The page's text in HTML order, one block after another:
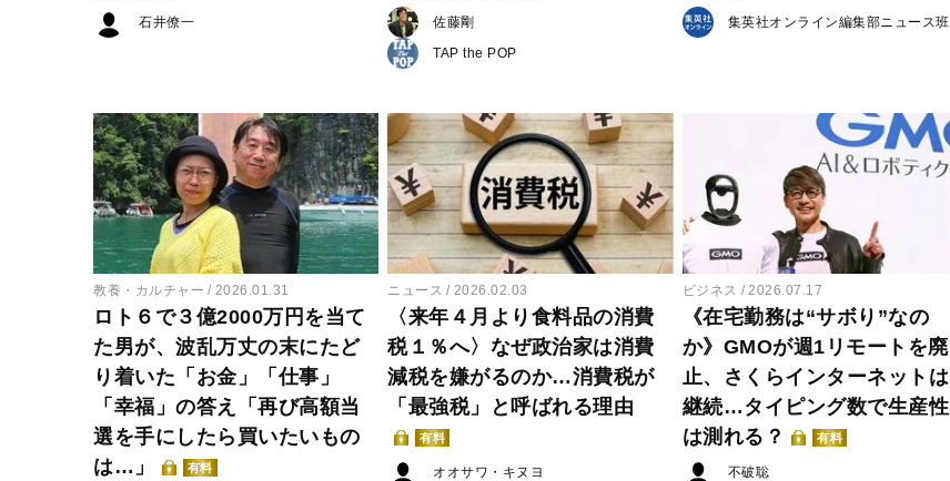
石井僚一
佐藤剛
TAP the POP
集英社オンライン編集部ニュース班
教養・カルチャー 2026.01.31
ロト６で３億2000万円を当て
た男が、波乱万丈の末にたど
り着いた「お金」「仕事」
「幸福」の答え「再び高額当
選を手にしたら買いたいもの
は…」
有料
ニュース 2026.02.03
〈来年４月より食料品の消費
税１％へ〉なぜ政治家は消費
減税を嫌がるのか…消費税が
「最強税」と呼ばれる理由
有料
オオサワ・キヌヨ
ビジネス 2026.07.17
《在宅勤務は“サボり”なの
か》GMOが週1リモートを廃
止、さくらインターネットは
継続…タイピング数で生産性
は測れる？
有料
不破聡